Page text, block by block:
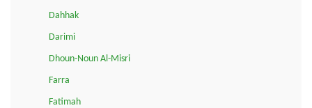
Dahhak
Darimi
Dhoun-Noun Al-Misri
Farra
Fatimah